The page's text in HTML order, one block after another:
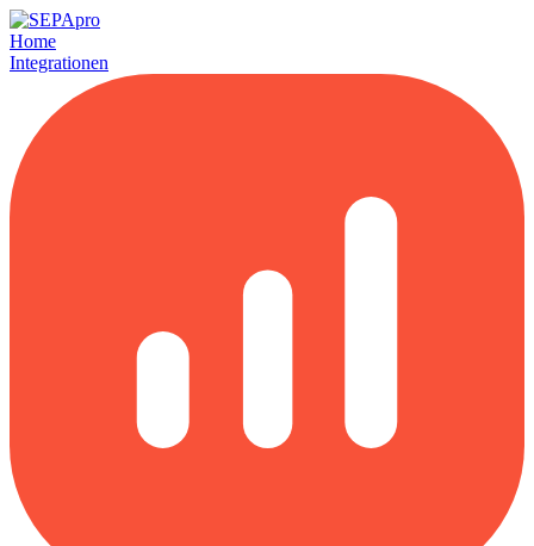
Home
Integrationen